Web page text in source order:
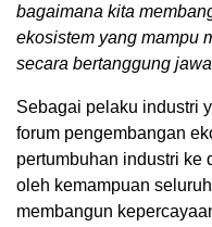
bagaimana kita
ekosistem yang mampu
secara bertanggung
Sebagai pelaku industri
forum pengembangan
pertumbuhan industri ke
oleh kemampuan
membangun